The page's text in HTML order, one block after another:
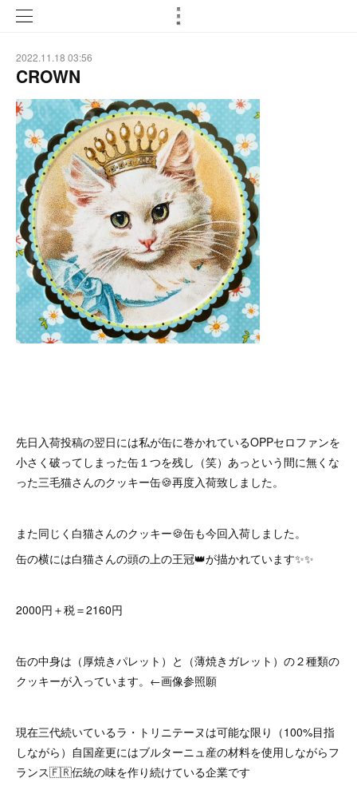
2022.11.18 03:56
CROWN
先日入荷投稿の翌日には私が缶に巻かれているOPPセロファンを
小さく破ってしまった缶１つを残し（笑）あっという間に無くな
った三毛猫さんのクッキー缶🍪再度入荷致しました。
また同じく白猫さんのクッキー🍪缶も今回入荷しました。
缶の横には白猫さんの頭の上の王冠👑が描かれています✨✨
2000円＋税＝2160円
缶の中身は（厚焼きパレット）と（薄焼きガレット）の２種類の
クッキーが入っています。←画像参照願
現在三代続いているラ・トリニテーヌは可能な限り（100%目指
しながら）自国産更にはブルターニュ産の材料を使用しながらフ
ランス🇫🇷伝統の味を作り続けている企業です